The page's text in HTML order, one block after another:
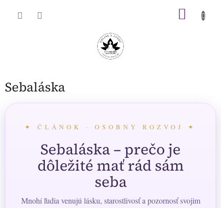
Sebaláska
✦ ČLÁNOK · OSOBNÝ ROZVOJ ✦
Sebaláska – prečo je
dôležité mať rád sám
seba
Mnohí ľudia venujú lásku, starostlivosť a pozornosť svojim